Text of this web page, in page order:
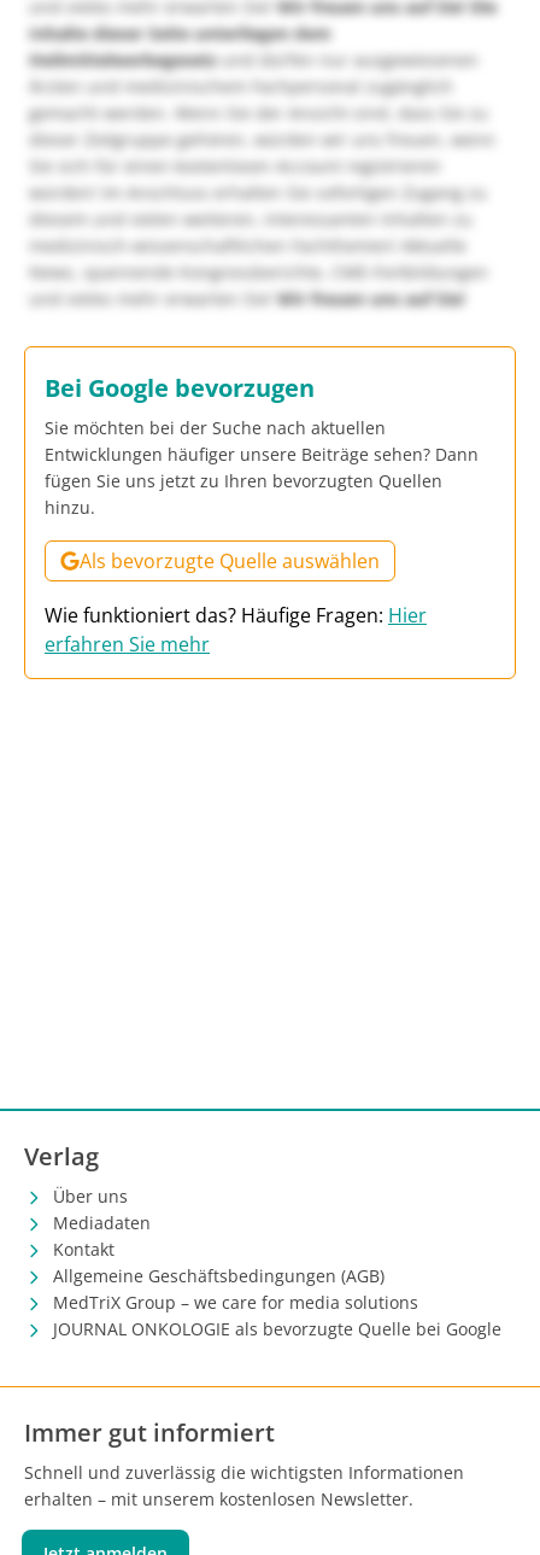
und vieles mehr erwarten Sie!Wir freuen uns auf Sie! Die
Inhalte dieser Seite unterliegen dem
Heilmittelwerbegesetzund dürfen nur ausgewiesenen
Ärzten und medizinischem Fachpersonal zugänglich
gemacht werden. Wenn Sie der Ansicht sind, dass Sie zu
dieser Zielgruppe gehören, würden wir uns freuen, wenn
Sie sich für einen kostenlosen Account registrieren
würden! Im Anschluss erhalten Sie sofortigen Zugang zu
diesem und vielen weiteren, interessanten Inhalten zu
medizinisch-wissenschaftlichen Fachthemen! Aktuelle
News, spannende Kongressberichte, CME-Fortbildungen
und vieles mehr erwarten Sie!Wir freuen uns auf Sie!
Bei Google bevorzugen
Sie möchten bei der Suche nach aktuellen
Entwicklungen häufiger unsere Beiträge sehen? Dann
fügen Sie uns jetzt zu Ihren bevorzugten Quellen
hinzu.
Als bevorzugte Quelle auswählen
Wie funktioniert das? Häufige Fragen: Hier
erfahren Sie mehr
Verlag
Über uns
Mediadaten
Kontakt
Allgemeine Geschäftsbedingungen (AGB)
MedTriX Group – we care for media solutions
JOURNAL ONKOLOGIE als bevorzugte Quelle bei Google
Immer gut informiert
Schnell und zuverlässig die wichtigsten Informationen
erhalten – mit unserem kostenlosen Newsletter.